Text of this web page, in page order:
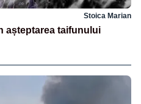
Stoica Marian
așteptarea taifunului